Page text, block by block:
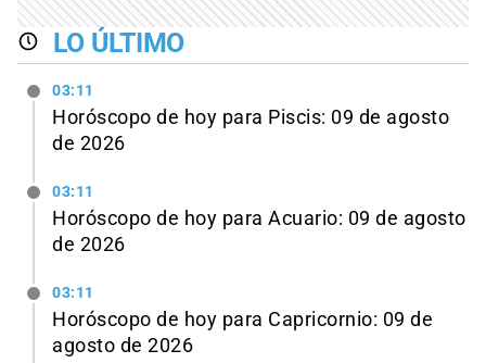
LO ÚLTIMO
03:11
Horóscopo de hoy para Piscis: 09 de agosto
de 2026
03:11
Horóscopo de hoy para Acuario: 09 de agosto
de 2026
03:11
Horóscopo de hoy para Capricornio: 09 de
agosto de 2026